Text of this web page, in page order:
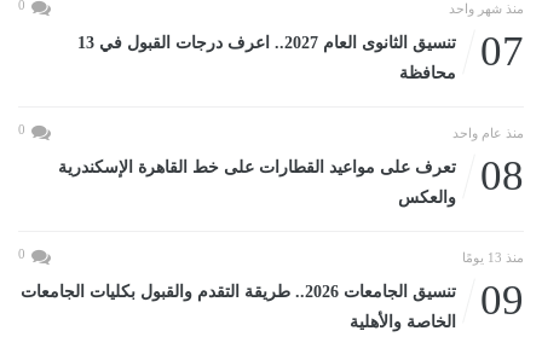
منذ شهر واحد 0
07
تنسيق الثانوى العام 2027.. اعرف درجات القبول في 13
محافظة
منذ عام واحد 0
08
تعرف على مواعيد القطارات على خط القاهرة الإسكندرية
والعكس
منذ 13 يومًا 0
09
تنسيق الجامعات 2026.. طريقة التقدم والقبول بكليات الجامعات
الخاصة والأهلية